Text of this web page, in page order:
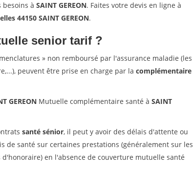
à SAINT GEREON. Faites votre devis en ligne à
44150 SAINT GEREON.
senior tarif ?
» non remboursé par l'assurance maladie (les
peuvent être prise en charge par la complémentaire
GEREON Mutuelle complémentaire santé à SAINT
santé sénior, il peut y avoir des délais d'attente ou
de santé sur certaines prestations (généralement sur les
en l'absence de couverture mutuelle santé